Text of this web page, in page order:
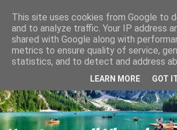
This site uses cookies from Google to
and to analyze traffic. Your IP address
shared with Google along with
metrics to ensure quality of service,
statistics, and to detect and address
LEARN MORE GOT